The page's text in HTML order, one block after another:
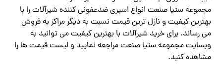
مجموعه ستیا صنعت انواع اسپری ضدعفونی کننده شیرآلات را با
بهترین کیفیت و نازل ترین قیمت نسبت به دیگر مراکز به فروش
می رساند. برای خرید شیرآلات با بهترین کیفیت می توانید به
وبسایت مجموعه ستیا صنعت مراجعه نمایید و لیست قیمت ها را
مشاهده کنید.